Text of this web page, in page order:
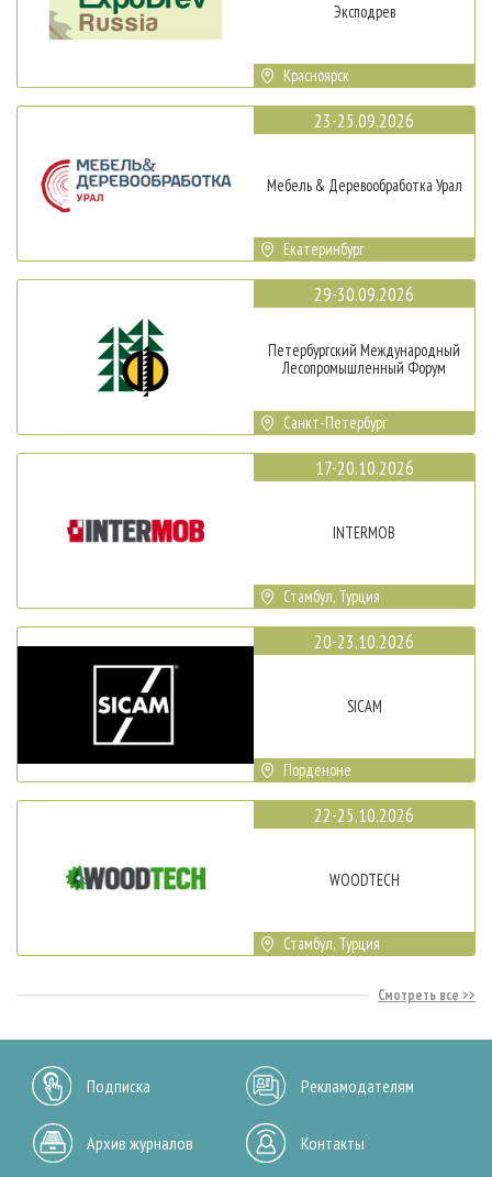
Эксподрев
Красноярск
23-25.09.2026
Мебель & Деревообработка Урал
Екатеринбург
29-30.09.2026
Петербургский Международный
Лесопромышленный Форум
Санкт-Петербург
17-20.10.2026
INTERMOB
Стамбул, Турция
20-23.10.2026
SICAM
Порденоне
22-25.10.2026
WOODTECH
Стамбул, Турция
Смотреть все
Подписка Рекламодателям
Архив журналов Контакты